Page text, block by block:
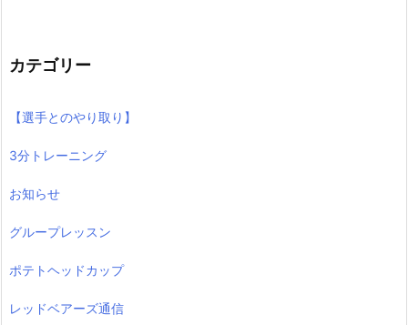
カテゴリー
【選手とのやり取り】
3分トレーニング
お知らせ
グループレッスン
ポテトヘッドカップ
レッドベアーズ通信